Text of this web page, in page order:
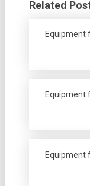
Related
Equipment
Equipment
Equipment